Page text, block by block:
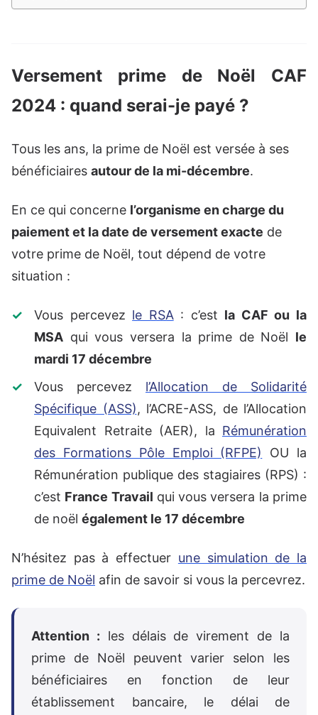
Versement prime de Noël CAF
2024 : quand serai-je payé ?
Tous les ans, la prime de Noël est versée à ses
bénéficiaires autour de la mi-décembre.
En ce qui concerne l’organisme en charge du
paiement et la date de versement exacte de
votre prime de Noël, tout dépend de votre
situation :
Vous percevez le RSA: c’est la CAF ou la
MSA qui vous versera la prime de Noël le
mardi 17 décembre
Vous percevez l’Allocation de Solidarité
Spécifique (ASS), l’ACRE-ASS, de l’Allocation
Equivalent Retraite (AER), la Rémunération
des Formations Pôle Emploi (RFPE)
OU la
Rémunération publique des stagiaires (RPS) :
c’est France Travail qui vous versera la prime
de noël également le 17 décembre
N’hésitez pas à effectuer une simulation de la
prime de Noël afin de savoir si vous la percevrez.
Attention : les délais de virement de la
prime de Noël peuvent varier selon les
bénéficiaires en fonction de leur
établissement bancaire, le délai de